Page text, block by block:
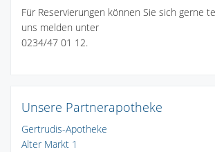
Für Reservierungen können Sie sich gerne
uns melden unter
0234/47 01 12.
Unsere Partnerapotheke
Gertrudis-Apotheke
Alter Markt 1